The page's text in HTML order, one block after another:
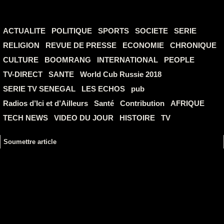
ACTUALITE POLITIQUE SPORTS SOCIETE
SERIE
RELIGION
REVUE DE PRESSE ECONOMIE
CHRONIQUE
CULTURE
BOOMRANG INTERNATIONAL
PEOPLE
TV-DIRECT
SANTE
World Cub Russie 2018
SERIE TV SENEGAL
LES ECHOS
pub
Radios d’Ici et d’Ailleurs
Santé Contribution
AFRIQUE
TECH NEWS
VIDEO DU JOUR HISTOIRE TV
Soumettre article